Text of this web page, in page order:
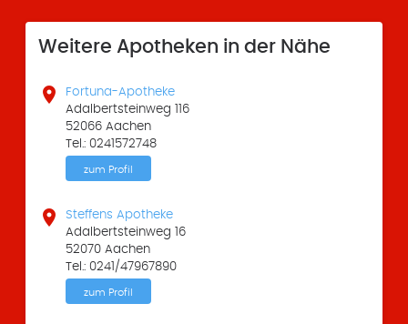
Weitere Apotheken in der Nähe

Fortuna-Apotheke
Adalbertsteinweg 116
52066 Aachen
Tel.: 0241572748
zum Profil

Steffens Apotheke
Adalbertsteinweg 16
52070 Aachen
Tel.: 0241/47967890
zum Profil